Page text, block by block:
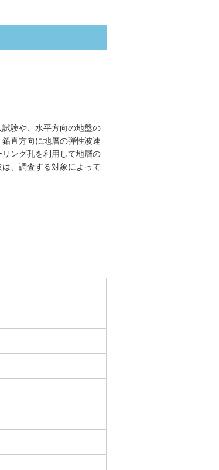
験や、水平方向の地盤の
直方向に地層の弾性波速
ング孔を利用して地層の
、調査する対象によって